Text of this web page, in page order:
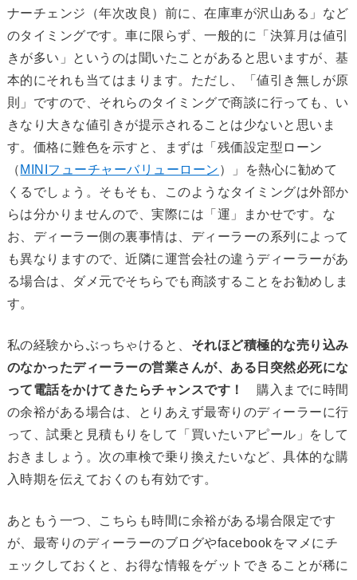
ナーチェンジ（年次改良）前に、在庫車が沢山ある」など
のタイミングです。車に限らず、一般的に「決算月は値引
きが多い」というのは聞いたことがあると思いますが、基
本的にそれも当てはまります。ただし、「値引き無しが原
則」ですので、それらのタイミングで商談に行っても、い
きなり大きな値引きが提示されることは少ないと思いま
す。価格に難色を示すと、まずは「残価設定型ローン
（ MINIフューチャーバリューローン ）」を熱心に勧めて
くるでしょう。そもそも、このようなタイミングは外部か
らは分かりませんので、実際には「運」まかせです。な
お、ディーラー側の裏事情は、ディーラーの系列によって
も異なりますので、近隣に運営会社の違うディーラーがあ
る場合は、ダメ元でそちらでも商談することをお勧めしま
す。
私の経験からぶっちゃけると、 それほど積極的な売り込み
のなかったディーラーの営業さんが、ある日突然必死にな
って電話をかけてきたらチャンスです！
購入までに時間
の余裕がある場合は、とりあえず最寄りのディーラーに行
って、試乗と見積もりをして「買いたいアピール」をして
おきましょう。次の車検で乗り換えたいなど、具体的な購
入時期を伝えておくのも有効です。
あともう一つ、こちらも時間に余裕がある場合限定です
が、最寄りのディーラーのブログやfacebookをマメにチ
ェックしておくと、お得な情報をゲットできることが稀に